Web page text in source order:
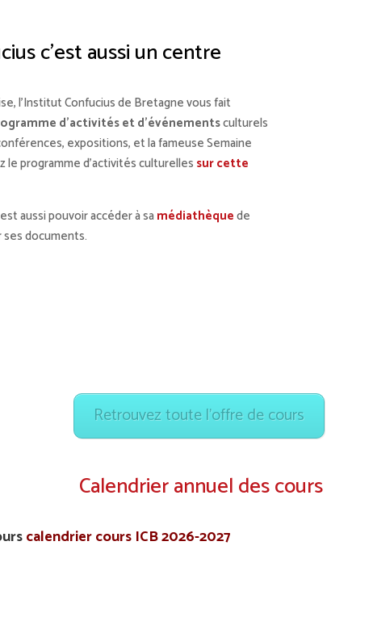
c’est aussi un centre
l’Institut Confucius de Bretagne vous fait
d’activités et d’événementsculturels
expositions, et la fameuse Semaine
le programme d’activités culturelles sur cette
aussi pouvoir accéder à sa médiathèquede
documents.
Retrouvez toute l’offre de cours
Calendrier annuel des cours
calendrier cours ICB 2026-2027